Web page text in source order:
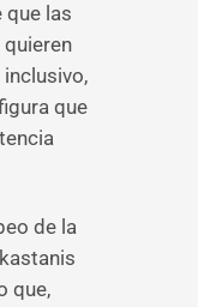
que las
que
de la
que,